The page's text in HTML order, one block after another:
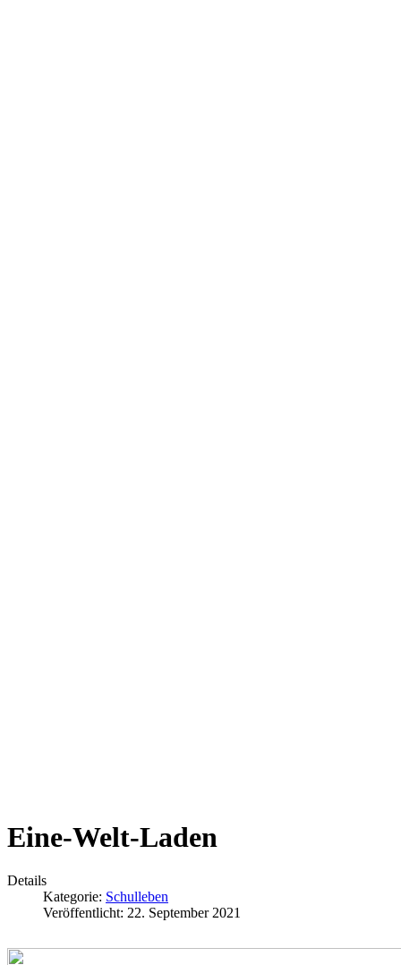
Eine-Welt-Laden
Details
Kategorie: Schulleben
Veröffentlicht: 22. September 2021